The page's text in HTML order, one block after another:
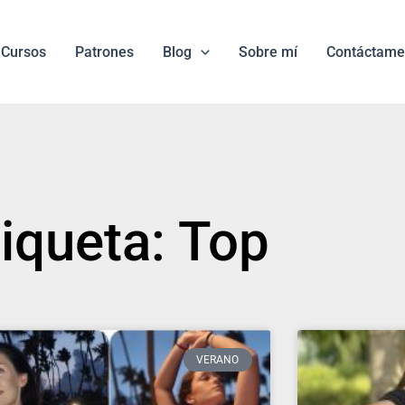
Cursos Patrones Blog Sobre mí Contáctame
Top
VERANO